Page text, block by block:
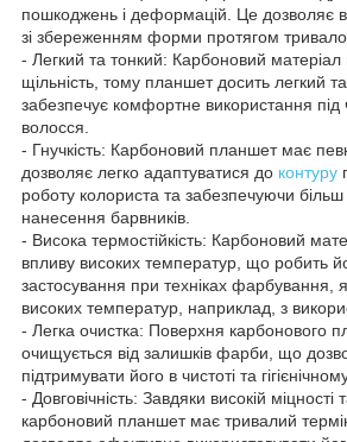
пошкоджень і деформацій. Це дозволяє
зі збереженням форми протягом
- Легкий та тонкий: Карбоновий матеріал
щільність, тому планшет досить легкий
забезпечує комфортне використання
волосся.
- Гнучкість: Карбоновий планшет має
дозволяє легко адаптуватися до контуру
роботу колориста та забезпечуючи більш
нанесення барвників.
- Висока термостійкість: Карбоновий
впливу високих температур, що робить
застосування при техніках фарбування,
високих температур, наприклад, з
- Легка очистка: Поверхня карбонового
очищується від залишків фарби, що
підтримувати його в чистоті та
- Довговічність: Завдяки високій міцності
карбоновий планшет має тривалий